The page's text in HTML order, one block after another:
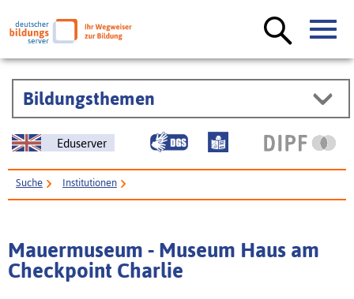
Bildungsthemen
Eduserver
Suche Institutionen
Mauermuseum - Museum Haus am
Checkpoint Charlie